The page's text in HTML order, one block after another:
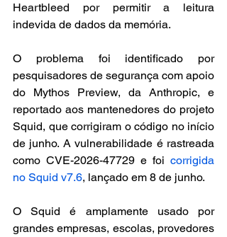
Heartbleed por permitir a leitura
indevida de dados da memória.
O problema foi identificado por
pesquisadores de segurança com apoio
do Mythos Preview, da Anthropic, e
reportado aos mantenedores do projeto
Squid, que corrigiram o código no início
de junho. A vulnerabilidade é rastreada
como CVE-2026-47729 e foi corrigida
no Squid v7.6, lançado em 8 de junho.
O Squid é amplamente usado por
grandes empresas, escolas, provedores